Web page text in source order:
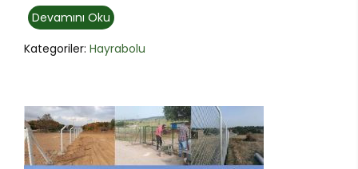
Devamını Oku
Kategoriler: Hayrabolu